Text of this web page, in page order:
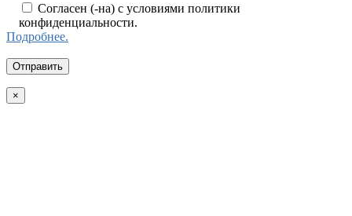
Согласен (-на) с условиями политики
конфиденциальности.
Подробнее.
×